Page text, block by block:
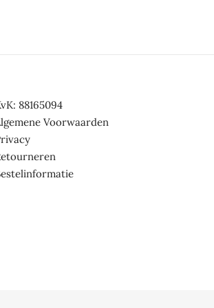
88165094
Voorwaarden